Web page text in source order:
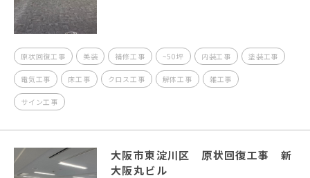
原状回復工事 美装 補修工事 ~50坪 内装工事 塗装工事
電気工事 床工事 クロス工事 解体工事 雑工事
サイン工事
大阪市東淀川区 原状回復工事 新
大阪丸ビル